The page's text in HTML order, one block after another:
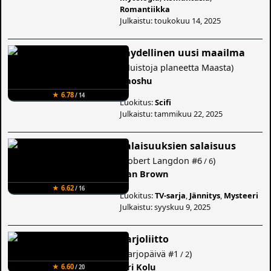
Romantiikka
Julkaistu: toukokuu 14, 2025
★ 6.78/ 14
Täydellinen uusi maailma
Muistoja planeetta Maasta)
Baoshu
Luokitus:Scifi
Julkaistu: tammikuu 22, 2025
★ 6.62/ 16
Salaisuuksien salaisuus
Robert Langdon #6/ 6)
Dan Brown
Luokitus:TV-sarja Jännitys Mysteeri
Julkaistu: syyskuu 9, 2025
★ 6.60/ 20
Varjoliitto
Varjopäivä #1 / 2)
Siri Kolu